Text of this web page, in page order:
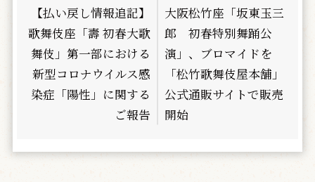
【払い戻し情報追記】
歌舞伎座「壽 初春大歌
舞伎」第一部における
新型コロナウイルス感
染症「陽性」に関する
ご報告
大阪松竹座「坂東玉三
郎 初春特別舞踊公
演」、ブロマイドを
「松竹歌舞伎屋本舗」
公式通販サイトで販売
開始